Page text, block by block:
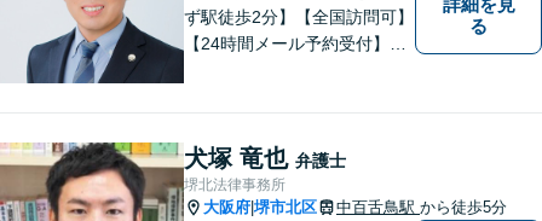
ず駅徒歩2分】【全国訪問可】
【24時間メール予約受付】
ます。
る
犬塚 竜也 弁護士
堺北法律事務所
大阪府 堺市北区 中百舌鳥駅 から徒歩5分